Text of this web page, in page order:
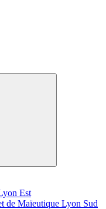
Est
de Maïeutique Lyon Sud